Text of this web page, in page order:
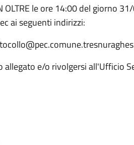
OLTRE le ore 14:00 del giorno
ai seguenti indirizzi:
e/o rivolgersi all'Ufficio